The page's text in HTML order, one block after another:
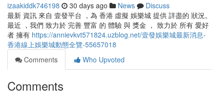
izaakiddk746198 30 days ago News
Discuss
最新 資訊 來自 壹發平台 ，為 香港 虛擬 娛樂城 提供 詳盡的 狀況。
最近 ，我們 致力於 完善 豐富 的 體驗 與 獎金 ， 致力於 所有 愛好
者 擁有 https://annievkvt571824.uzblog.net/壹發娛樂城最新消息-
香港線上娛樂城動態全覽-55657018
Comments
Who Upvoted
Comments